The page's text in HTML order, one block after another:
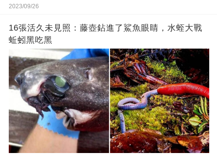
2023/09/26
16張活久未見照：藤壺鉆進了鯊魚眼睛，水蛭大戰
蚯蚓黑吃黑